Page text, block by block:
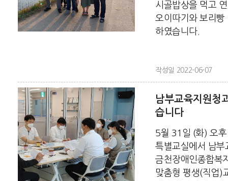
시골밥상을 먹고
오이따기와 보리빵
하였습니다.
작성일 2022-06-07
남부교육지원청
습니다
5월 31일 (화) 오
특별교실에서 남부
금천장애인종합복
맞춤형 평생(직업)